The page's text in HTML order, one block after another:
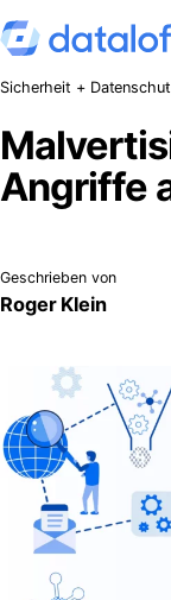
Zum Inhalt springen
Sicherheit +
Angriffe
Geschrieben von
Roger Klein